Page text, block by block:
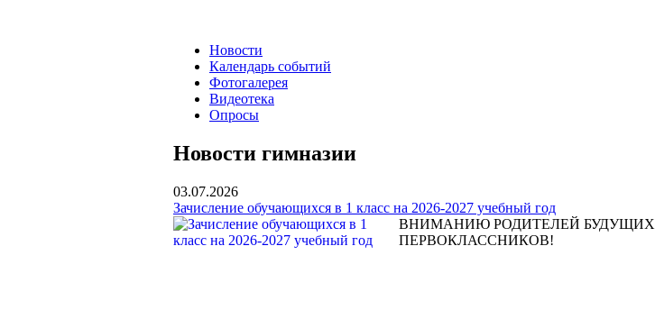
Новости
Календарь событий
Фотогалерея
Видеотека
Опросы
Новости гимназии
03.07.2026
Зачисление обучающихся в 1 класс на 2026-2027 учебный год
ВНИМАНИЮ РОДИТЕЛЕЙ БУДУЩИХ
ПЕРВОКЛАССНИКОВ!